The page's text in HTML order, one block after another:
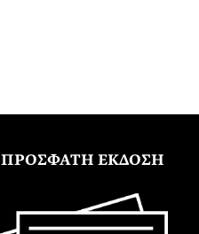
ΠΡΟΣΦΑΤΗ ΕΚΔΟΣΗ